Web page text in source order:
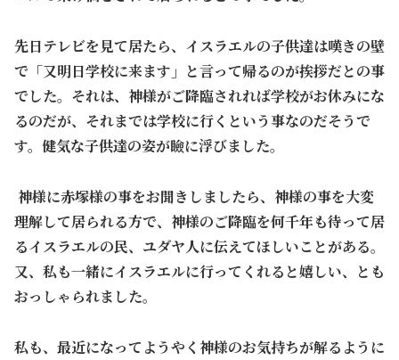
先日テレビを見て居たら、イスラエルの子供達は嘆きの壁
で「又明日学校に来ます」と言って帰るのが挨拶だとの事
でした。それは、神様がご降臨されれば学校がお休みにな
るのだが、それまでは学校に行くという事なのだそうで
す。健気な子供達の姿が瞼に浮びました。
神様に赤塚様の事をお聞きしましたら、神様の事を大変
理解して居られる方で、神様のご降臨を何千年も待って居
るイスラエルの民、ユダヤ人に伝えてほしいことがある。
又、私も一緒にイスラエルに行ってくれると嬉しい、とも
おっしゃられました。
私も、最近になってようやく神様のお気持ちが解るように